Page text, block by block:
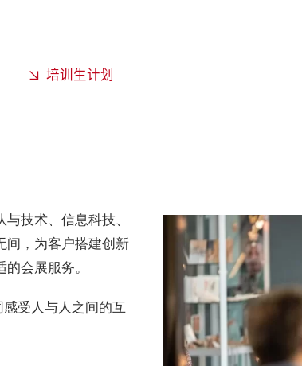
培训生计划
技术、信息科技、
间，为客户搭建创新
会展服务。
受人与人之间的互